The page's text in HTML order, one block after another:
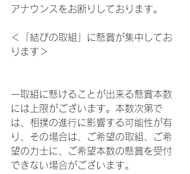
アナウンスをお断りしております。
＜「結びの取組」に懸賞が集中してお
ります＞
一取組に懸けることが出来る懸賞本数
には上限がございます。本数次第で
は、相撲の進行に影響する可能性が有
り、その場合は、ご希望の取組、ご希
望の力士に、ご希望本数の懸賞を受付
できない場合がございます。